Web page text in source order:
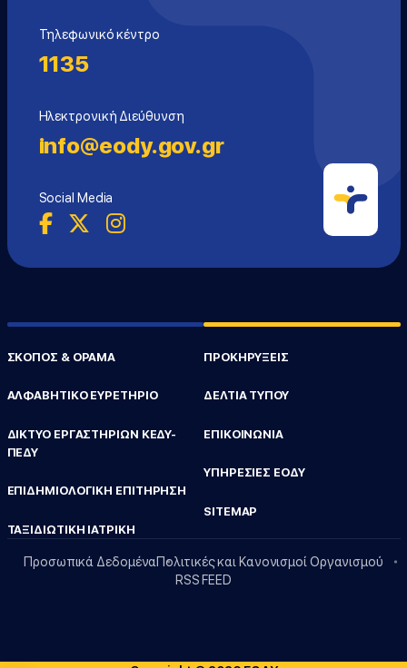
Τηλεφωνικό κέντρο
1135
Ηλεκτρονική Διεύθυνση
info@eody.gov.gr
Social Media
ΣΚΟΠΟΣ & ΟΡΑΜΑ
ΑΛΦΑΒΗΤΙΚΟ ΕΥΡΕΤΗΡΙΟ
ΔΙΚΤΥΟ ΕΡΓΑΣΤΗΡΙΩΝ ΚΕΔΥ-
ΠΕΔΥ
ΕΠΙΔΗΜΙΟΛΟΓΙΚΗ ΕΠΙΤΗΡΗΣΗ
ΤΑΞΙΔΙΩΤΙΚΗ ΙΑΤΡΙΚΗ
ΠΡΟΚΗΡΥΞΕΙΣ
ΔΕΛΤΙΑ ΤΥΠΟΥ
ΕΠΙΚΟΙΝΩΝΙΑ
ΥΠΗΡΕΣΙΕΣ ΕΟΔΥ
SITEMAP
Προσωπικά ΔεδομέναΠολιτικές και Κανονισμοί Οργανισμού
RSS FEED